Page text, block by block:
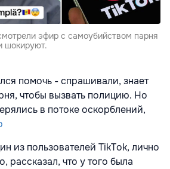
эфир с самоубийством парня
шокируют.
помочь - спрашивали, знает
чтобы вызвать полицию. Но
в потоке оскорблений,
из пользователей TikTok, лично
рассказал, что у того была